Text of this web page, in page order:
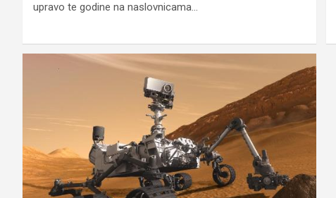
upravo te godine na naslovnicama…